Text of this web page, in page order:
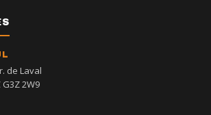
de Laval
2W9